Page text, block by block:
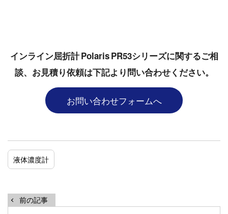
インライン屈折計 Polaris PR53シリーズに関するご相
談、お見積り依頼は下記より問い合わせください。
お問い合わせフォームへ
液体濃度計
前の記事